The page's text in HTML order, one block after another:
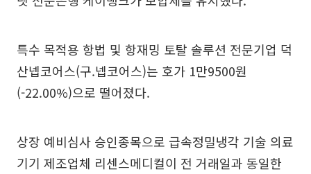
특수 목적용 항법 및 항재밍 토탈 솔루션 전문기업 덕
산넵코어스(구.넵코어스)는 호가 1만9500원
(-22.00%)으로 떨어졌다.
상장 예비심사 승인종목으로 급속정밀냉각 기술 의료
기기 제조업체 리센스메디컬이 전 거래일과 동일한